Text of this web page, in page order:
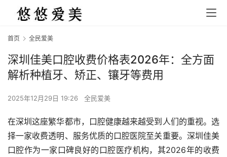
首页 全民爱美
深圳佳美口腔收费价格表2026年：全方面
解析种植牙、矫正、镶牙等费用
2025年12月29日 19:26 全民爱美
在深圳这座繁华都市，口腔健康越来越受到人们的重视。选
择一家收费透明、服务优质的口腔医院至关重要。深圳佳美
口腔作为一家口碑良好的口腔医疗机构，其2026年的收费